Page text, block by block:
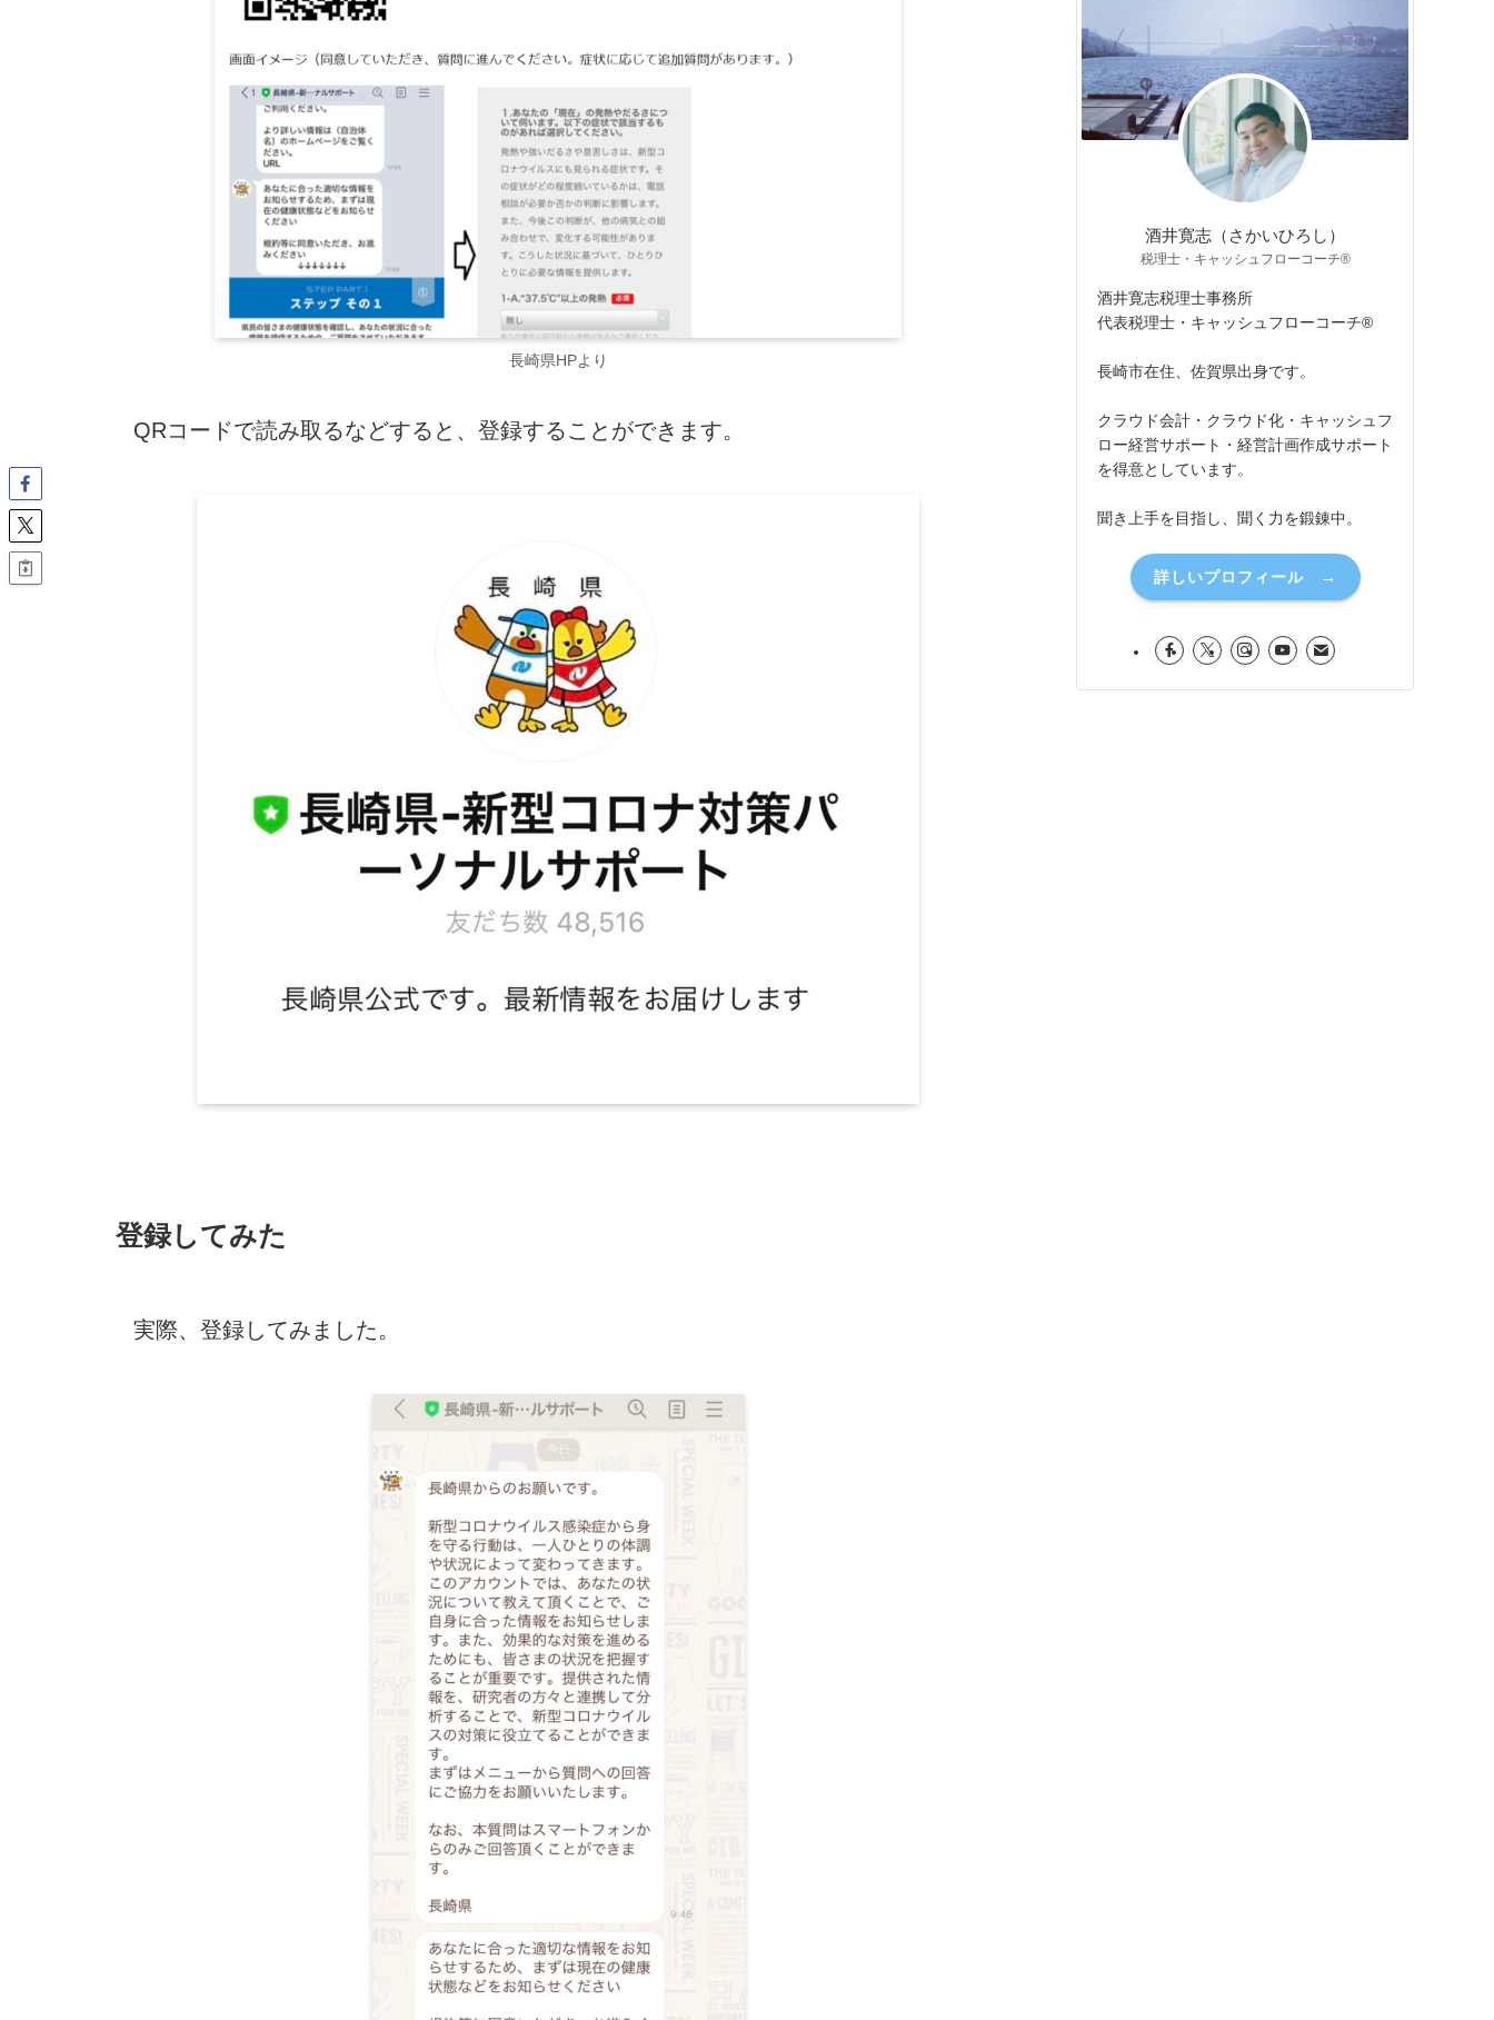
長崎県HPより
QRコードで読み取るなどすると、登録することができます。
登録してみた
実際、登録してみました。
酒井寛志（さかいひろし）
税理士・キャッシュフローコーチ®
酒井寛志税理士事務所
代表税理士・キャッシュフローコーチ®
長崎市在住、佐賀県出身です。
クラウド会計・クラウド化・キャッシュフ
ロー経営サポート・経営計画作成サポート
を得意としています。
聞き上手を目指し、聞く力を鍛錬中。
詳しいプロフィール →